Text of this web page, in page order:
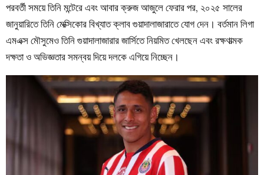
পরবর্তী সময়ে তিনি মন্টেরে এবং আবার ক্রুজ আজুলে ফেরার পর, ২০২৫ সালের
জানুয়ারিতে তিনি মেক্সিকোর বিখ্যাত ক্লাব গুয়াদালাজারাতে যোগ দেন। বর্তমান লিগা
এমএক্স মৌসুমেও তিনি গুয়াদালাজারার জার্সিতে নিয়মিত খেলছেন এবং রক্ষণাত্মক
দক্ষতা ও অভিজ্ঞতার সমন্বয় দিয়ে দলকে এগিয়ে নিচ্ছেন।